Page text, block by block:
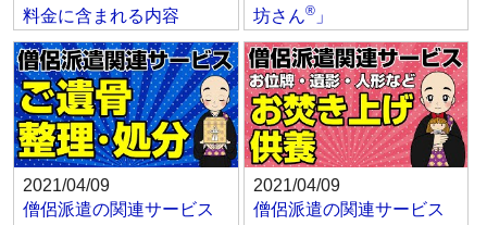
料金に含まれる内容
坊さん®」
2021/04/09
僧侶派遣の関連サービス
2021/04/09
僧侶派遣の関連サービス